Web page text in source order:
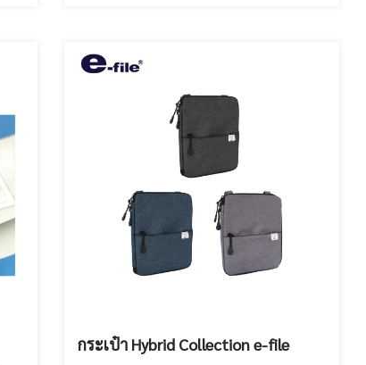
กระเป๋า Hybrid Collection e-file